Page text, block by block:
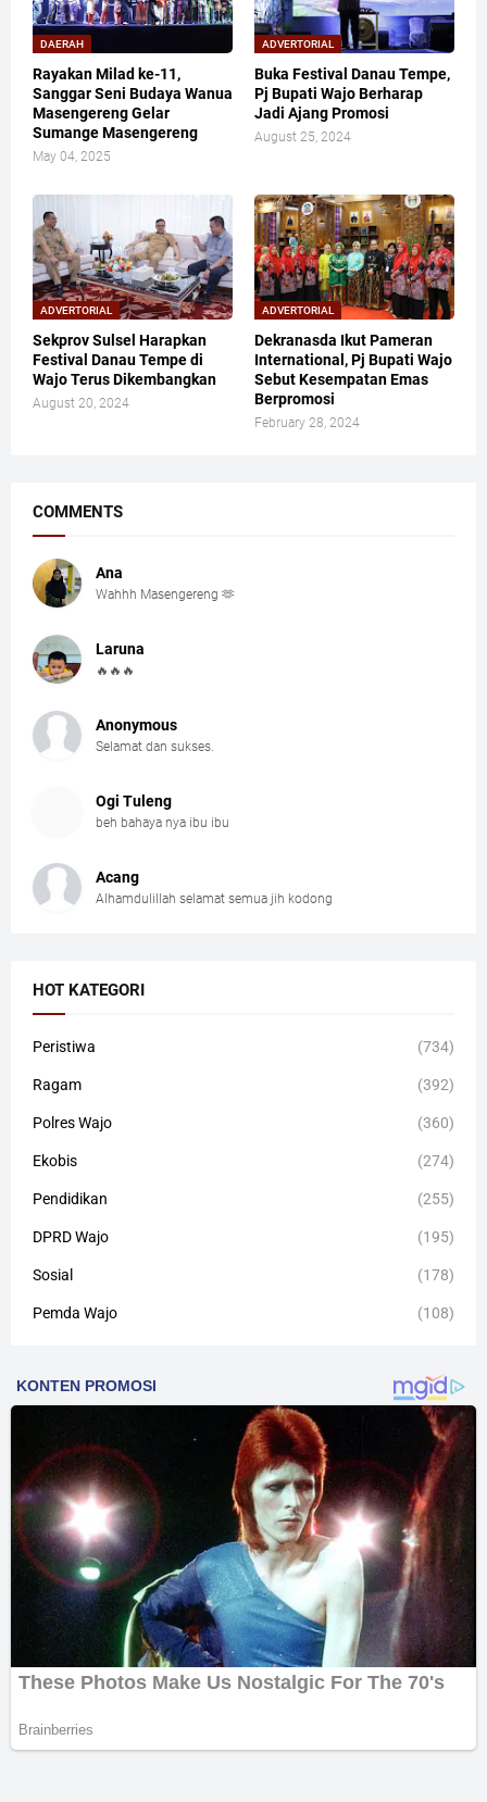
DAERAH
Rayakan Milad ke-11,
Sanggar Seni Budaya Wanua
Masengereng Gelar
Sumange Masengereng
May 04, 2025
ADVERTORIAL
Buka Festival Danau Tempe,
Pj Bupati Wajo Berharap
Jadi Ajang Promosi
August 25, 2024
ADVERTORIAL
Sekprov Sulsel Harapkan
Festival Danau Tempe di
Wajo Terus Dikembangkan
August 20, 2024
ADVERTORIAL
Dekranasda Ikut Pameran
International, Pj Bupati Wajo
Sebut Kesempatan Emas
Berpromosi
February 28, 2024
COMMENTS
Ana
Wahhh Masengereng 🫶
Laruna
🔥🔥🔥
Anonymous
Selamat dan sukses.
Ogi Tuleng
beh bahaya nya ibu ibu
Acang
Alhamdulillah selamat semua jih kodong
HOT KATEGORI
Peristiwa (734)
Ragam (392)
Polres Wajo (360)
Ekobis (274)
Pendidikan (255)
DPRD Wajo (195)
Sosial (178)
Pemda Wajo (108)